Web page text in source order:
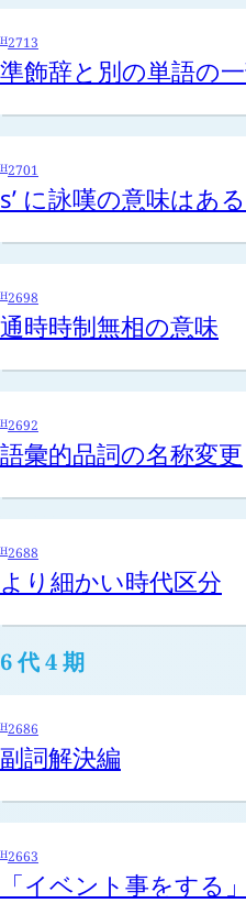
H2713
準飾辞と別の単語の
H2701
s’ に詠嘆の意味はあ
H2698
通時時制無相の意味
H2692
語彙的品詞の名称変更
H2688
より細かい時代区分
6 代 4 期
H2686
副詞解決編
H2663
「イベント事をする